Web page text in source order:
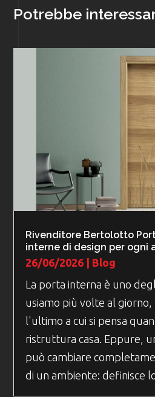
Potrebbe
Rivenditore Bertolotto
interne di design per ogni
26/06/2026
Blog
La porta interna è uno
usiamo più volte al
l'ultimo a cui si pensa
ristruttura casa. Eppure,
può cambiare
di un ambiente: definisce